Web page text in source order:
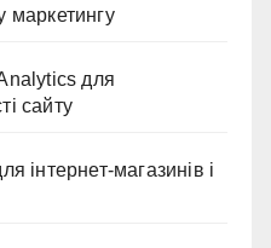
маркетингу
для
сайту
інтернет-магазинів і